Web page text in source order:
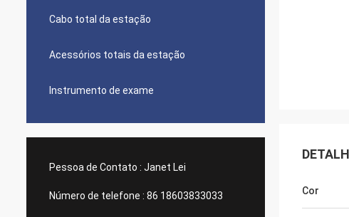
Cabo total da estação
Acessórios totais da estação
Instrumento de exame
Pessoa de Contato : Janet Lei
Número de telefone : 86 18603833033 Cor